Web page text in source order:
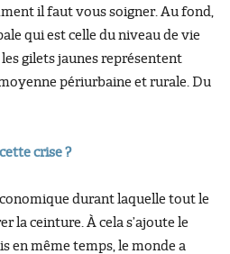
il faut vous soigner. Au fond,
qui est celle du niveau de vie
gilets jaunes représentent
périurbaine et rurale. Du
crise ?
durant laquelle tout le
la ceinture. À cela s’ajoute le
en même temps, le monde a